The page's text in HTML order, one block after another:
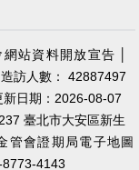
網站資料開放宣告
造訪人數： 42887497
新日期：2026-08-07
臺北市大安區新生
管會證期局電子地圖
8773-4143